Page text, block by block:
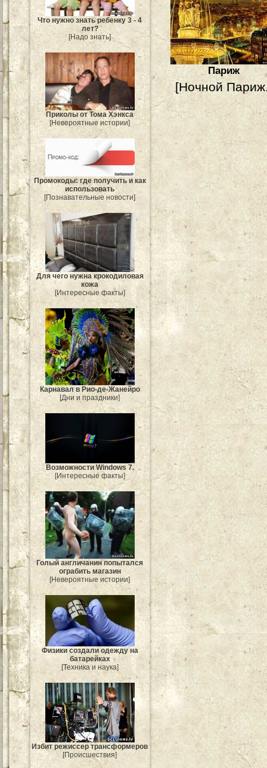
Что нужно знать ребенку 3 - 4
лет?
[Надо знать]
Приколы от Тома Хэнкса
[Невероятные истории]
Промокоды: где получить и как
использовать
[Познавательные новости]
Для чего нужна крокодиловая
кожа
[Интересные факты]
Карнавал в Рио-де-Жанейро
[Дни и праздники]
Возможности Windows 7.
[Интересные факты]
Голый англичанин попытался
ограбить магазин
[Невероятные истории]
Физики создали одежду на
батарейках
[Техника и наука]
Избит режиссер трансформеров
[Происшествия]
Париж
[Ночной